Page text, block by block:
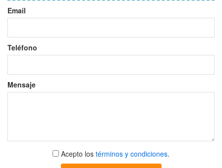
Email
Teléfono
Mensaje
Aceptar
términos
Acepto los términos y condiciones.